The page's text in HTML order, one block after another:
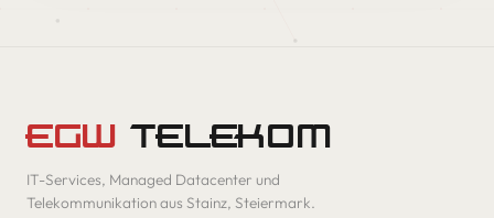
EGW TELEKOM
IT-Services, Managed Datacenter und
Telekommunikation aus Stainz, Steiermark.